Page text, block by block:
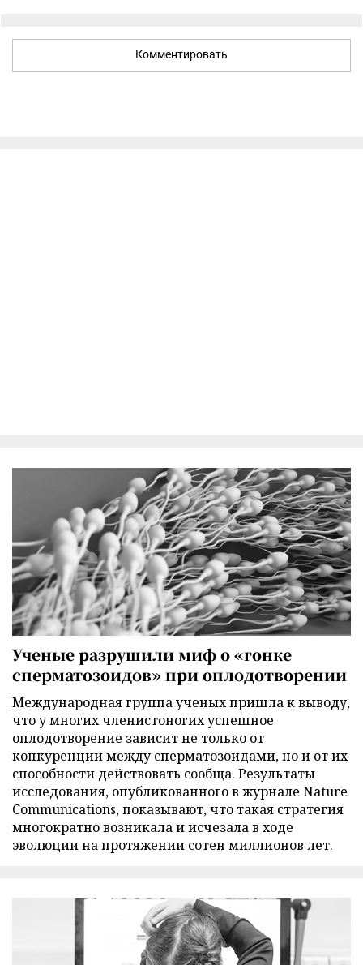
Комментировать
Ученые разрушили миф о «гонке
сперматозоидов» при оплодотворении
Международная группа ученых пришла к выводу,
что у многих членистоногих успешное
оплодотворение зависит не только от
конкуренции между сперматозоидами, но и от их
способности действовать сообща. Результаты
исследования, опубликованного в журнале Nature
Communications, показывают, что такая стратегия
многократно возникала и исчезала в ходе
эволюции на протяжении сотен миллионов лет.